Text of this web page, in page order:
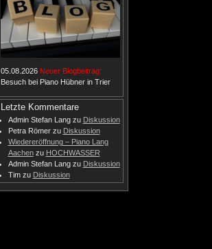
05.08.2026 Neuer Blogbeitrag:
Besuch bei Piano Hübner in Trier
Letzte Kommentare
Admin Stefan Langzu Diskussion
Petra Römerzu Diskussion
Wiedereröffnung – Piano Lang
Aachenzu HOCHWASSER
Admin Stefan Langzu Diskussion
Timzu Diskussion